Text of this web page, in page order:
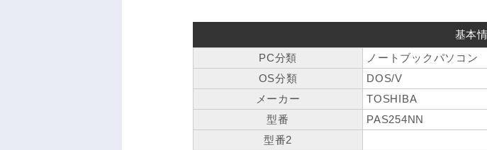
基本
PC分類
ノートブックパソコン
OS分類
DOS/V
メーカー
TOSHIBA
型番
PAS254NN
型番2